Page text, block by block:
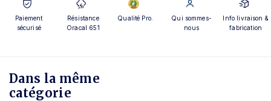
Paiement
sécurisé
Résistance
Oracal 651
Qualité Pro.
Qui sommes-
nous
Info livraison &
fabrication
Dans la même
catégorie